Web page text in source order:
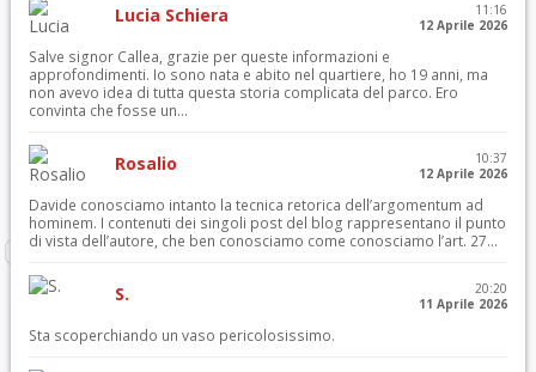
Lucia Schiera
11:16
12 Aprile 2026
Salve signor Callea, grazie per queste informazioni e
approfondimenti. Io sono nata e abito nel quartiere, ho 19 anni, ma
non avevo idea di tutta questa storia complicata del parco. Ero
convinta che fosse un...
Rosalio
10:37
12 Aprile 2026
Davide conosciamo intanto la tecnica retorica dell’argomentum ad
hominem. I contenuti dei singoli post del blog rappresentano il punto
di vista dell’autore, che ben conosciamo come conosciamo l’art. 27...
S.
20:20
11 Aprile 2026
Sta scoperchiando un vaso pericolosissimo.